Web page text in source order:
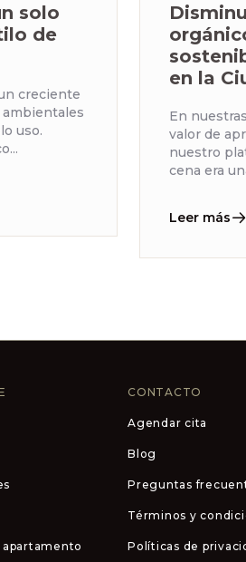
solo
de
creciente
uso.
en la
En
valor de
nuestro
cena era
Leer más
CONTACTO
Agendar cita
Blog
Preguntas
Términos y
Políticas de